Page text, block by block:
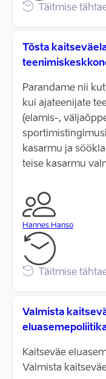
Täitmise
Tõsta
Parandame nii
kui ajateenijate
(elamis-,
kasarmu ja
teise kasarmu
Hannes Hanso
Täitmise
Valmista
Kaitseväe
Valmista